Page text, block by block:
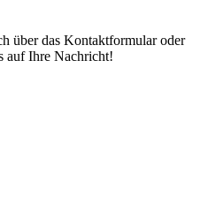
über das Kontaktformular oder
auf Ihre Nachricht!